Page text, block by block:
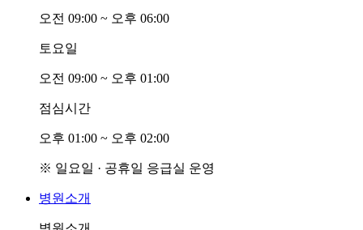
오전 09:00 ~ 오후 06:00
토요일
오전 09:00 ~ 오후 01:00
점심시간
오후 01:00 ~ 오후 02:00
※ 일요일 · 공휴일 응급실 운영
병원소개